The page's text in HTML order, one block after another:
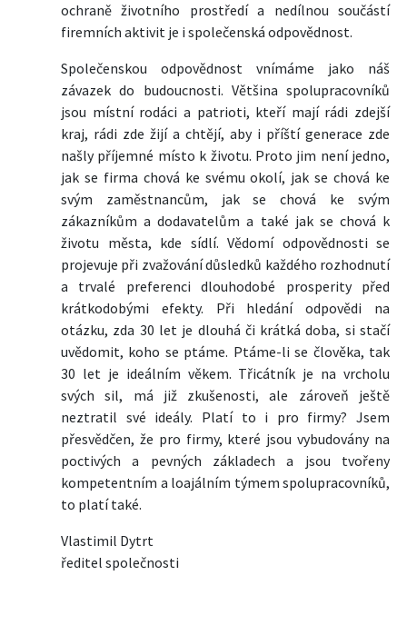
ochraně životního prostředí a nedílnou součástí
firemních aktivit je i společenská odpovědnost.
Společenskou odpovědnost vnímáme jako náš
závazek do budoucnosti. Většina spolupracovníků
jsou místní rodáci a patrioti, kteří mají rádi zdejší
kraj, rádi zde žijí a chtějí, aby i příští generace zde
našly příjemné místo k životu. Proto jim není jedno,
jak se firma chová ke svému okolí, jak se chová ke
svým zaměstnancům, jak se chová ke svým
zákazníkům a dodavatelům a také jak se chová k
životu města, kde sídlí. Vědomí odpovědnosti se
projevuje při zvažování důsledků každého rozhodnutí
a trvalé preferenci dlouhodobé prosperity před
krátkodobými efekty. Při hledání odpovědi na
otázku, zda 30 let je dlouhá či krátká doba, si stačí
uvědomit, koho se ptáme. Ptáme-li se člověka, tak
30 let je ideálním věkem. Třicátník je na vrcholu
svých sil, má již zkušenosti, ale zároveň ještě
neztratil své ideály. Platí to i pro firmy? Jsem
přesvědčen, že pro firmy, které jsou vybudovány na
poctivých a pevných základech a jsou tvořeny
kompetentním a loajálním týmem spolupracovníků,
to platí také.
Vlastimil Dytrt
ředitel společnosti